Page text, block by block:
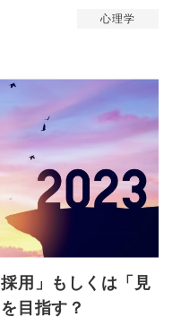
心理学
用」もしくは「見
目指す？